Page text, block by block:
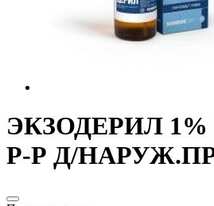
ЭКЗОДЕРИЛ
Р-Р Д/